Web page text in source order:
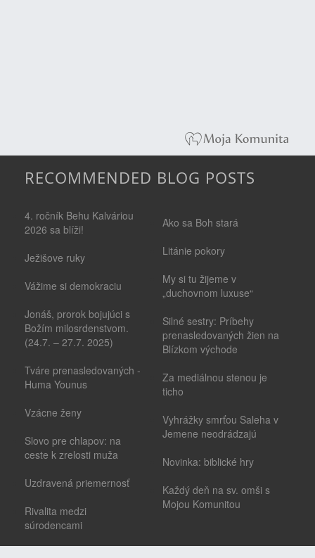
RECOMMENDED BLOG POSTS
4. ročník Behu Kalváriou
2026 sa blíži!
Ježišove ruky
Vážime si demokraciu
Jonáš, prorok bojujúci s
Božím milosrdenstvom.
(24.7. – 27.7. 2025)
Tváre prenasledovaných -
Huma Younus
Vzácne ženy
Slovo pre chlapov: na
ceste k zrelosti muža
Uzdravená priemernosť
Rivalita medzi
súrodencami
Ako sa Boh stará
Litánie pokory
My si tu žijeme v
„duchovnom luxuse“
Silné sestry: Príbehy
prenasledovaných žien na
Blízkom východe
Za mediálnou stenou je
ticho
Vyhrážky smrťou Saleha v
Jemene neodrádzajú
Novinka: biblické hry
Každý deň na sv. omši s
Mojou Komunitou